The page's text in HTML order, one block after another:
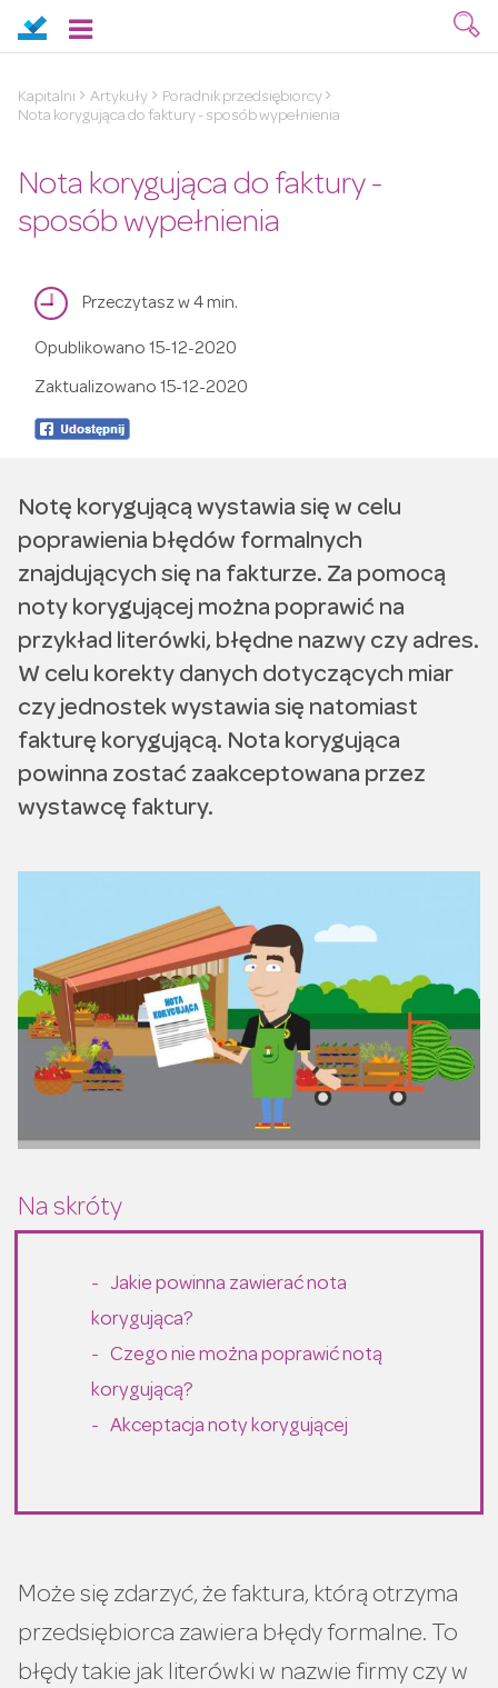
Kapitalni Artykuły
Poradnik przedsiębiorcy
Nota korygująca do faktury - sposób wypełnienia
Nota korygująca do faktury -
sposób wypełnienia
Przeczytasz w 4 min.
Opublikowano 15-12-2020
Zaktualizowano 15-12-2020
Notę korygującą wystawia się w celu
poprawienia błędów formalnych
znajdujących się na fakturze. Za pomocą
noty korygującej można poprawić na
przykład literówki, błędne nazwy czy adres.
W celu korekty danych dotyczących miar
czy jednostek wystawia się natomiast
fakturę korygującą. Nota korygująca
powinna zostać zaakceptowana przez
wystawcę faktury.
Jakie powinna zawierać nota
korygująca?
Czego nie można poprawić notą
korygującą?
Akceptacja noty korygującej
Może się zdarzyć, że faktura, którą otrzyma
przedsiębiorca zawiera błędy formalne. To
błędy takie jak literówki w nazwie firmy czy w